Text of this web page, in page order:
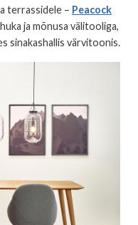
terrassidele – Peacock
ja mõnusa välitooliga,
sinakashallis värvitoonis.